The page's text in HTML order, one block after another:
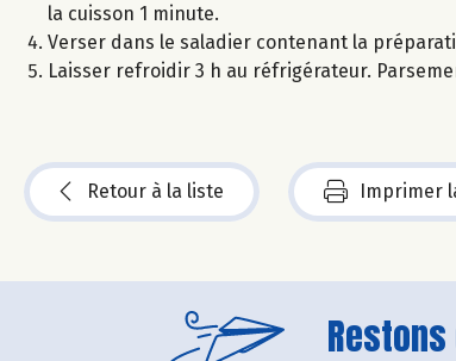
la cuisson 1 minute.
Verser dans le saladier contenant la
Laisser refroidir 3 h au réfrigérateur.
Retour à la liste Imprimer